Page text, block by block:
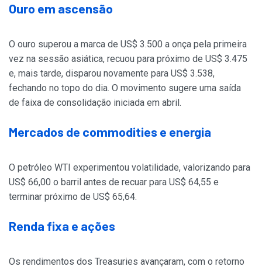
Ouro em ascensão
O ouro superou a marca de US$ 3.500 a onça pela primeira
vez na sessão asiática, recuou para próximo de US$ 3.475
e, mais tarde, disparou novamente para US$ 3.538,
fechando no topo do dia. O movimento sugere uma saída
de faixa de consolidação iniciada em abril.
Mercados de commodities e energia
O petróleo WTI experimentou volatilidade, valorizando para
US$ 66,00 o barril antes de recuar para US$ 64,55 e
terminar próximo de US$ 65,64.
Renda fixa e ações
Os rendimentos dos Treasuries avançaram, com o retorno